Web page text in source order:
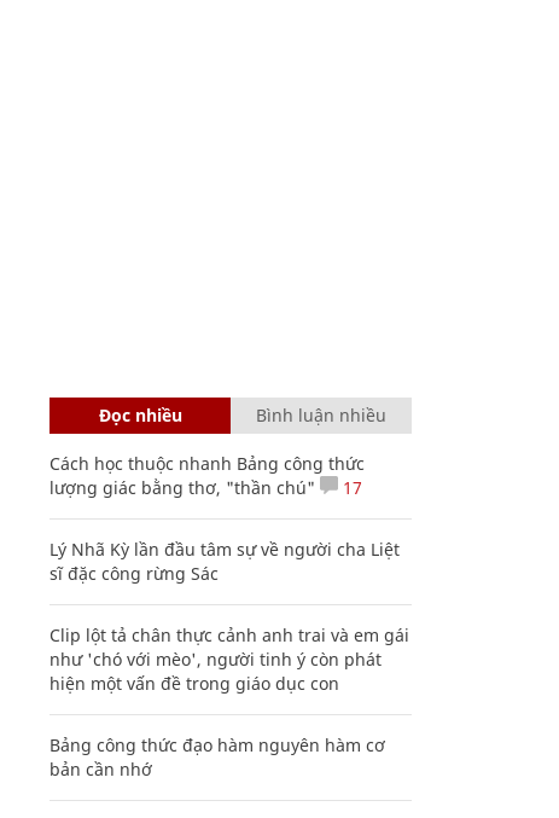
Đọc nhiều Bình luận nhiều
Cách học thuộc nhanh Bảng công thức
lượng giác bằng thơ, "thần chú"
17
Lý Nhã Kỳ lần đầu tâm sự về người cha Liệt
sĩ đặc công rừng Sác
Clip lột tả chân thực cảnh anh trai và em gái
như 'chó với mèo', người tinh ý còn phát
hiện một vấn đề trong giáo dục con
Bảng công thức đạo hàm nguyên hàm cơ
bản cần nhớ